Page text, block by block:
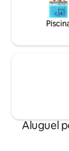
Aluguel